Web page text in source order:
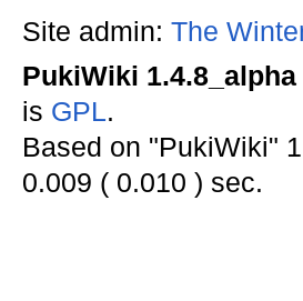
Site admin: The
PukiWiki 1.4.8_alpha
is GPL.
Based on "PukiWiki"
0.009 ( 0.010 ) sec.